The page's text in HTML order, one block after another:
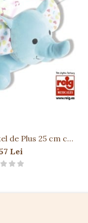
de Plus 25 cm cu
leagan
Lei